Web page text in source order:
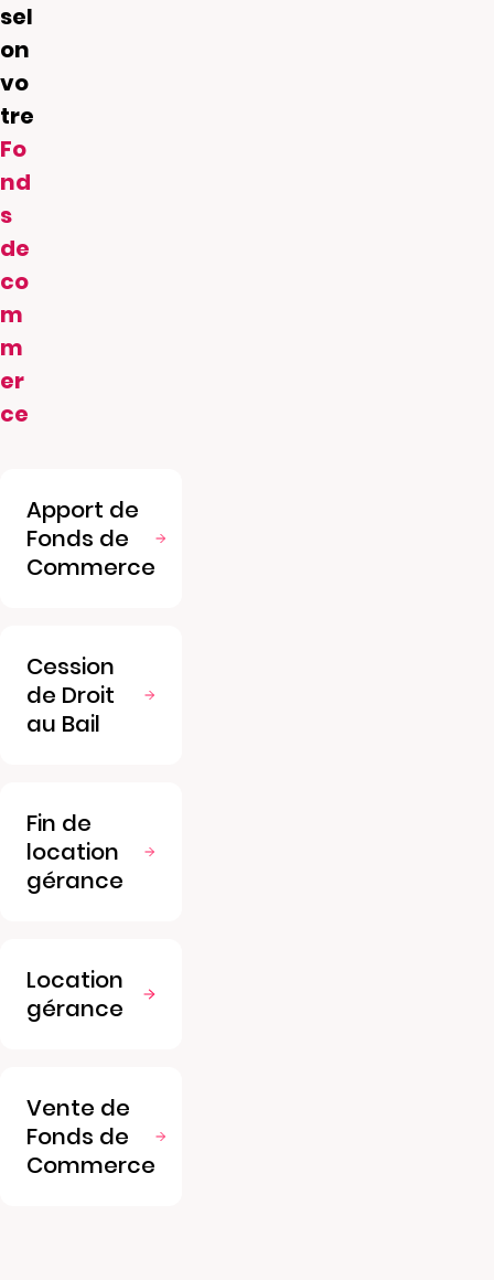
sel
on
vo
tre
Fo
nd
s
de
co
m
m
er
ce
Apport de
Fonds de
Commerce
Cession
de Droit
au Bail
Fin de
location
gérance
Location
gérance
Vente de
Fonds de
Commerce